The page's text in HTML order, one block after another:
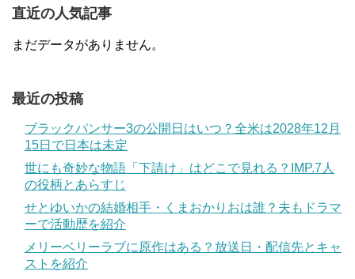
直近の人気記事
まだデータがありません。
最近の投稿
ブラックパンサー3の公開日はいつ？全米は2028年12月
15日で日本は未定
世にも奇妙な物語「下請け」はどこで見れる？IMP.7人
の役柄とあらすじ
せとゆいかの結婚相手・くまおかりおは誰？夫もドラマ
ーで活動歴を紹介
メリーベリーラブに原作はある？放送日・配信先とキャ
ストを紹介